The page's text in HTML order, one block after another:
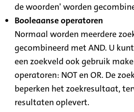
de woorden' worden
Booleaanse operatoren
Normaal worden meerdere
gecombineerd met AND. U
een zoekveld ook gebruik
operatoren: NOT en OR. De
beperken het zoekresultaat,
resultaten oplevert.